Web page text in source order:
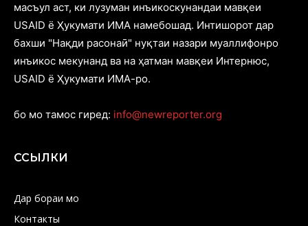
масъул аст, ки лузуман инъикоскунандаи мавқеи
USAID ё Ҳукумати ИМА намебошад. Интишорот дар
бахши "Нақди расонаӣ" нуқтаи назари муаллифонро
инъикос мекунанд ва на ҳатман мавқеи Интернюс,
USAID ё Ҳукумати ИМА-ро.
бо мо тамос гиред: info@newreporter.org
ССЫЛКИ
Дар бораи мо
Контакты